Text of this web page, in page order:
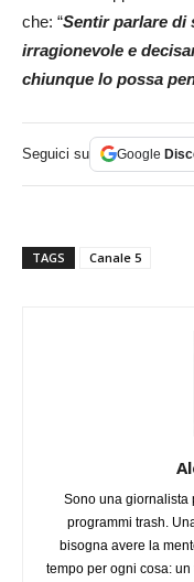
che: “Sentir parlare di
irragionevole e
chiunque lo possa
Seguici su Google
TAGS Canale 5
Sono una giornalista
programmi trash.
bisogna avere la
tempo per ogni cosa: